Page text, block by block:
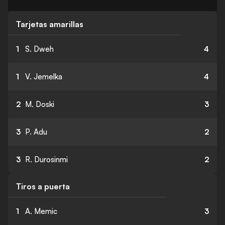
Tarjetas amarillas
1 S. Dweh 4
1 V. Jemelka 4
2 M. Doski 3
3 P. Adu 2
3 R. Durosinmi 2
Tiros a puerta
1 A. Memic 3